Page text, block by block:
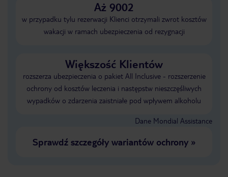
Aż 9002
w przypadku tylu rezerwacji Klienci otrzymali zwrot kosztów
wakacji w ramach ubezpieczenia od rezygnacji
Większość Klientów
rozszerza ubezpieczenia o pakiet All Inclusive - rozszerzenie
ochrony od kosztów leczenia i następstw nieszczęśliwych
wypadków o zdarzenia zaistniałe pod wpływem alkoholu
Dane Mondial Assistance
Sprawdź szczegóły wariantów ochrony»